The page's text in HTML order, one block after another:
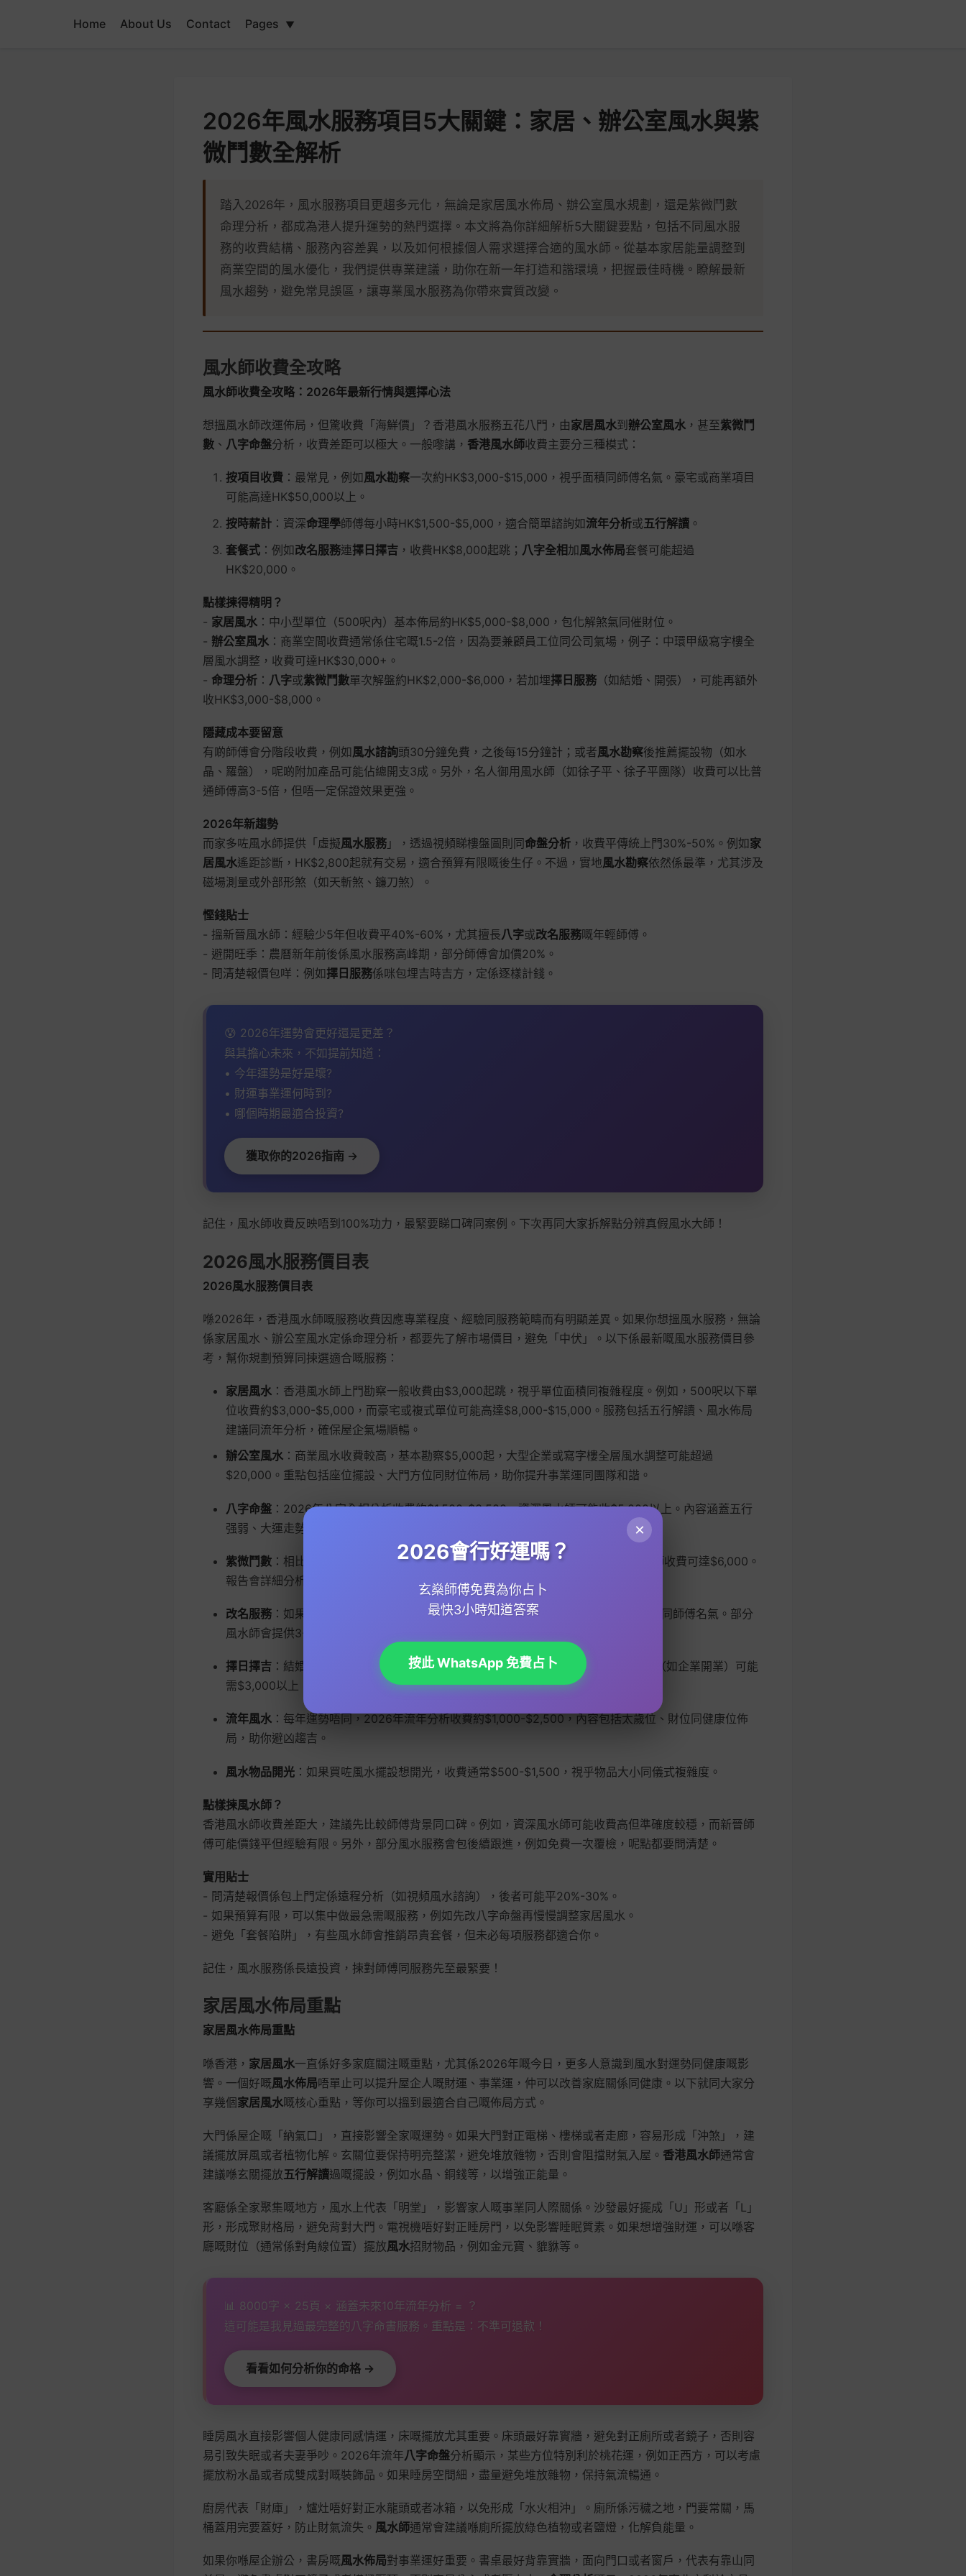
Home About Us Contact Pages ▼
2026年風水服務項目5大關鍵：家居、辦公室風水與紫
微鬥數全解析
踏入2026年，風水服務項目更趨多元化，無論是家居風水佈局、辦公室風水規劃，還是紫微鬥數
命理分析，都成為港人提升運勢的熱門選擇。本文將為你詳細解析5大關鍵要點，包括不同風水服
務的收費結構、服務內容差異，以及如何根據個人需求選擇合適的風水師。從基本家居能量調整到
商業空間的風水優化，我們提供專業建議，助你在新一年打造和諧環境，把握最佳時機。瞭解最新
風水趨勢，避免常見誤區，讓專業風水服務為你帶來實質改變。
風水師收費全攻略
風水師收費全攻略：2026年最新行情與選擇心法
想搵風水師改運佈局，但驚收費「海鮮價」？香港風水服務五花八門，由家居風水到 辦公室風水 ，甚至紫微鬥
數 、 八字命盤分析，收費差距可以極大。一般嚟講， 香港風水師收費主要分三種模式：
按項目收費 ：最常見，例如風水勘察一次約HK$3,000-$15,000，視乎面積同師傅名氣。豪宅或商業項目
可能高達HK$50,000以上。
按時薪計 ：資深命理學師傅每小時HK$1,500-$5,000，適合簡單諮詢如流年分析或五行解讀 。
套餐式 ：例如改名服務連擇日擇吉 ，收費HK$8,000起跳； 八字全相加風水佈局套餐可能超過
HK$20,000。
點樣揀得精明？
- 家居風水 ：中小型單位（500呎內）基本佈局約HK$5,000-$8,000，包化解煞氣同催財位。
- 辦公室風水 ：商業空間收費通常係住宅嘅1.5-2倍，因為要兼顧員工位同公司氣場，例子：中環甲級寫字樓全
層風水調整，收費可達HK$30,000+。
- 命理分析 ： 八字或紫微鬥數單次解盤約HK$2,000-$6,000，若加埋擇日服務 （如結婚、開張），可能再額外
收HK$3,000-$8,000。
隱藏成本要留意
有啲師傅會分階段收費，例如風水諮詢頭30分鐘免費，之後每15分鐘計；或者風水勘察後推薦擺設物（如水
晶、羅盤），呢啲附加產品可能佔總開支3成。另外，名人御用風水師（如徐子平、徐子平團隊）收費可以比普
通師傅高3-5倍，但唔一定保證效果更強。
2026年新趨勢
而家多咗風水師提供「虛擬風水服務 」，透過視頻睇樓盤圖則同命盤分析 ，收費平傳統上門30%-50%。例如家
居風水遙距診斷，HK$2,800起就有交易，適合預算有限嘅後生仔。不過，實地風水勘察依然係最準，尤其涉及
磁場測量或外部形煞（如天斬煞、鐮刀煞）。
慳錢貼士
- 搵新晉風水師：經驗少5年但收費平40%-60%，尤其擅長八字或改名服務嘅年輕師傅。
- 避開旺季：農曆新年前後係風水服務高峰期，部分師傅會加價20%。
- 問清楚報價包咩：例如擇日服務係咪包埋吉時吉方，定係逐樣計錢。
😰 2026年運勢會更好還是更差？
與其擔心未來，不如提前知道：
• 今年運勢是好是壞?
• 財運事業運何時到?
• 哪個時期最適合投資?
獲取你的2026指南 →
記住，風水師收費反映唔到100%功力，最緊要睇口碑同案例。下次再同大家拆解點分辨真假風水大師！
2026風水服務價目表
2026風水服務價目表
喺2026年，香港風水師嘅服務收費因應專業程度、經驗同服務範疇而有明顯差異。如果你想搵風水服務，無論
係家居風水、辦公室風水定係命理分析，都要先了解市場價目，避免「中伏」。以下係最新嘅風水服務價目參
考，幫你規劃預算同揀選適合嘅服務：
家居風水 ：香港風水師上門勘察一般收費由$3,000起跳，視乎單位面積同複雜程度。例如，500呎以下單
位收費約$3,000-$5,000，而豪宅或複式單位可能高達$8,000-$15,000。服務包括五行解讀、風水佈局
建議同流年分析，確保屋企氣場順暢。
辦公室風水 ：商業風水收費較高，基本勘察$5,000起，大型企業或寫字樓全層風水調整可能超過
$20,000。重點包括座位擺設、大門方位同財位佈局，助你提升事業運同團隊和諧。
八字命盤 ：2026年八字全相分析收費約$1,500-$3,500，資深風水師可能收$5,000以上。內容涵蓋五行
强弱、大運走勢同流年吉凶，適合想深入了解自身運勢嘅人。
紫微鬥數 ：相比八字，紫微鬥數更細膩，收費通常$2,000-$4,000，部分大師級風水師收費可達$6,000。
報告會詳細分析命宮、事業宮同夫妻宮，幫你把握人生關鍵期。
改名服務 ：如果想轉運，改名服務收費$1,800-$4,000不等，視乎筆畫數理、五行配合同師傅名氣。部分
風水師會提供3-5個名畀你揀，並附贈命理分析。
擇日擇吉 ：結婚、開張或搬屋都要揀好日子，基本擇日收費$800-$2,000。複雜場合（如企業開業）可能
需$3,000以上，風水師會結合八字同通勝揀最旺時辰。
流年風水 ：每年運勢唔同，2026年流年分析收費約$1,000-$2,500，內容包括太歲位、財位同健康位佈
局，助你避凶趨吉。
風水物品開光 ：如果買咗風水擺設想開光，收費通常$500-$1,500，視乎物品大小同儀式複雜度。
點樣揀風水師？
香港風水師收費差距大，建議先比較師傅背景同口碑。例如，資深風水師可能收費高但準確度較穩，而新晉師
傅可能價錢平但經驗有限。另外，部分風水服務會包後續跟進，例如免費一次覆檢，呢點都要問清楚。
實用貼士
- 問清楚報價係包上門定係遠程分析（如視頻風水諮詢），後者可能平20%-30%。
- 如果預算有限，可以集中做最急需嘅服務，例如先改八字命盤再慢慢調整家居風水。
- 避免「套餐陷阱」，有些風水師會推銷昂貴套餐，但未必每項服務都適合你。
記住，風水服務係長遠投資，揀對師傅同服務先至最緊要！
家居風水佈局重點
家居風水佈局重點
喺香港， 家居風水一直係好多家庭關注嘅重點，尤其係2026年嘅今日，更多人意識到風水對運勢同健康嘅影
響。一個好嘅風水佈局唔單止可以提升屋企人嘅財運、事業運，仲可以改善家庭關係同健康。以下就同大家分
享幾個家居風水嘅核心重點，等你可以搵到最適合自己嘅佈局方式。
大門係屋企嘅「納氣口」，直接影響全家嘅運勢。如果大門對正電梯、樓梯或者走廊，容易形成「沖煞」，建
議擺放屏風或者植物化解。玄關位要保持明亮整潔，避免堆放雜物，否則會阻擋財氣入屋。 香港風水師通常會
建議喺玄關擺放五行解讀過嘅擺設，例如水晶、銅錢等，以增強正能量。
客廳係全家聚集嘅地方，風水上代表「明堂」，影響家人嘅事業同人際關係。沙發最好擺成「U」形或者「L」
形，形成聚財格局，避免背對大門。電視機唔好對正睡房門，以免影響睡眠質素。如果想增強財運，可以喺客
廳嘅財位（通常係對角線位置）擺放風水招財物品，例如金元寶、貔貅等。
📊 8000字 × 25頁 × 涵蓋未來10年流年分析 = ？
這可能是我見過最完整的八字命書服務。重點是：不準可退款！
看看如何分析你的命格 →
睡房風水直接影響個人健康同感情運，床嘅擺放尤其重要。床頭最好靠實牆，避免對正廁所或者鏡子，否則容
易引致失眠或者夫妻爭吵。2026年流年八字命盤分析顯示，某些方位特別利於桃花運，例如正西方，可以考慮
擺放粉水晶或者成雙成對嘅裝飾品。如果睡房空間細，盡量避免堆放雜物，保持氣流暢通。
廚房代表「財庫」，爐灶唔好對正水龍頭或者冰箱，以免形成「水火相沖」。廁所係污穢之地，門要常關，馬
桶蓋用完要蓋好，防止財氣流失。 風水師通常會建議喺廁所擺放綠色植物或者鹽燈，化解負能量。
如果你喺屋企辦公，書房嘅風水佈局對事業運好重要。書桌最好背靠實牆，面向門口或者窗戶，代表有靠山同
×
2026會行好運嗎？
玄燊師傅免費為你占卜
最快3小時知道答案
按此 WhatsApp 免費占卜